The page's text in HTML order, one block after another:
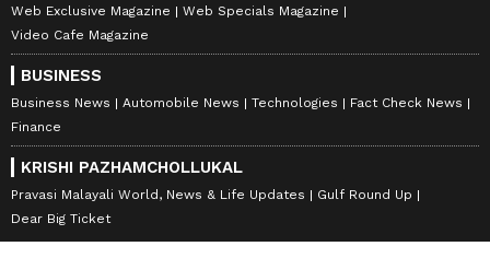
Web Exclusive Magazine
Web Specials Magazine
Video Cafe Magazine
BUSINESS
Business News Automobile News Technologies
Fact Check News
Finance
KRISHI PAZHAMCHOLLUKAL
Pravasi Malayali World, News & Life Updates
Gulf Round Up
Dear Big Ticket